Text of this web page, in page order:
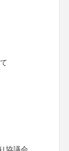
協議会